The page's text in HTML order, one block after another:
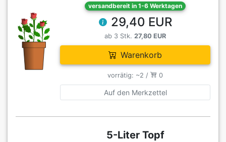
versandbereit in 1-6 Werktagen
29,40 EUR
ab 3 Stk. 27,80 EUR
Warenkorb
vorrätig: ~2 / 0
Auf den Merkzettel
5-Liter Topf